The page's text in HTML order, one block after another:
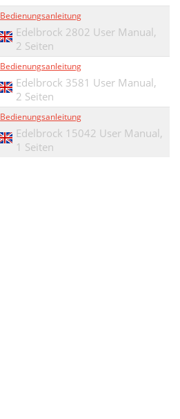
Bedienungsanleitung
Edelbrock 2802 User Manual,
2 Seiten
Bedienungsanleitung
Edelbrock 3581 User Manual,
2 Seiten
Bedienungsanleitung
Edelbrock 15042 User Manual,
1 Seiten